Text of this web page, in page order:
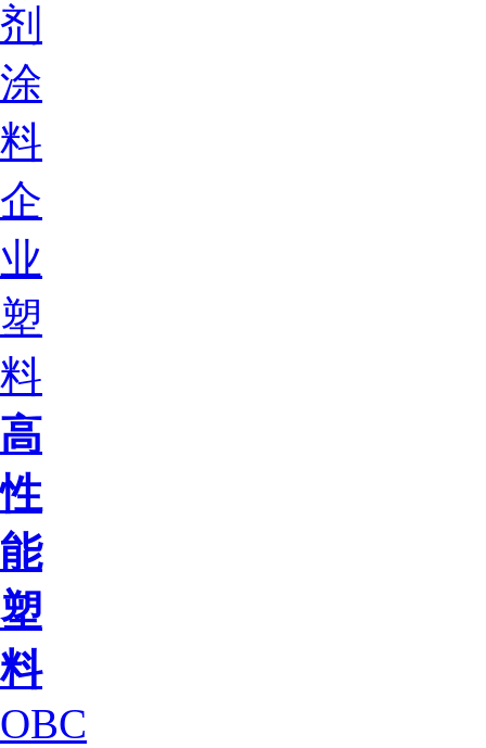
剂
涂
料
企
业
塑
料
高
性
能
塑
料
OBC